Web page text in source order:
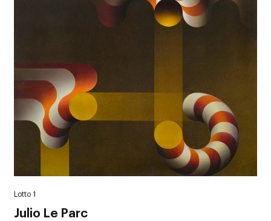
Lotto 1
Julio Le Parc